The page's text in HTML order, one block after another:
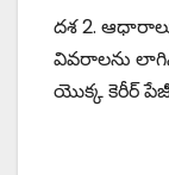
దశ 2.
వివరాలను
యొక్క కెరీర్